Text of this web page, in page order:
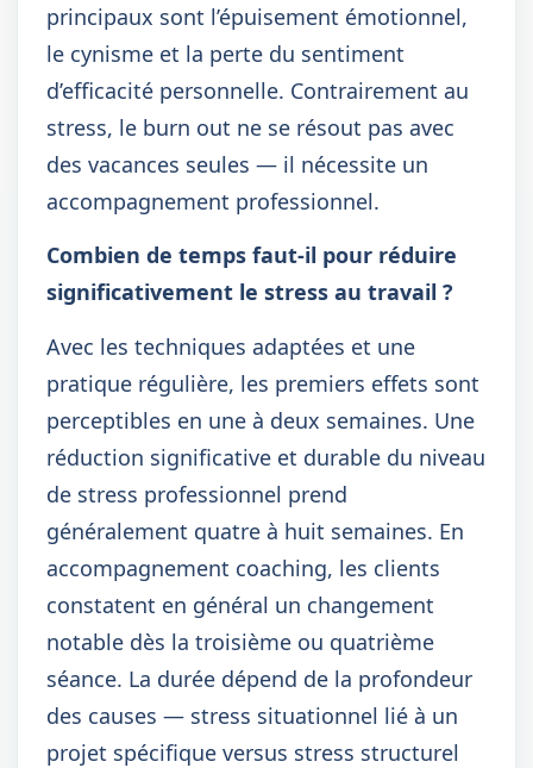
principaux sont l’épuisement émotionnel,
le cynisme et la perte du sentiment
d’efficacité personnelle. Contrairement au
stress, le burn out ne se résout pas avec
des vacances seules — il nécessite un
accompagnement professionnel.
Combien de temps faut-il pour réduire
significativement le stress au travail ?
Avec les techniques adaptées et une
pratique régulière, les premiers effets sont
perceptibles en une à deux semaines. Une
réduction significative et durable du niveau
de stress professionnel prend
généralement quatre à huit semaines. En
accompagnement coaching, les clients
constatent en général un changement
notable dès la troisième ou quatrième
séance. La durée dépend de la profondeur
des causes — stress situationnel lié à un
projet spécifique versus stress structurel